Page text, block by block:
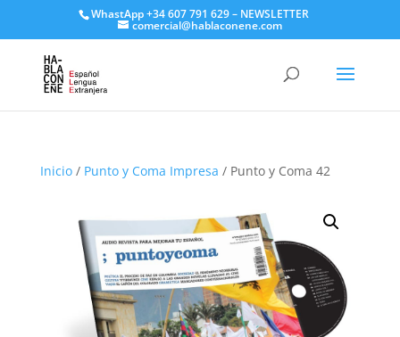
WhastApp+34 607 791 629– NEWSLETTER
comercial@hablaconene.com
Inicio/ Punto y Coma Impresa / Punto y Coma 42